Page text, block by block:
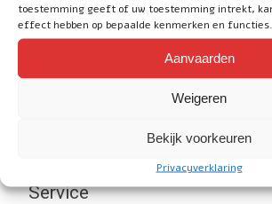
toestemming geeft of uw toestemming intrekt,
effect hebben op bepaalde kenmerken en functies.
Aanvaarden
Weigeren
Bekijk voorkeuren
Privacyverklaring
Service